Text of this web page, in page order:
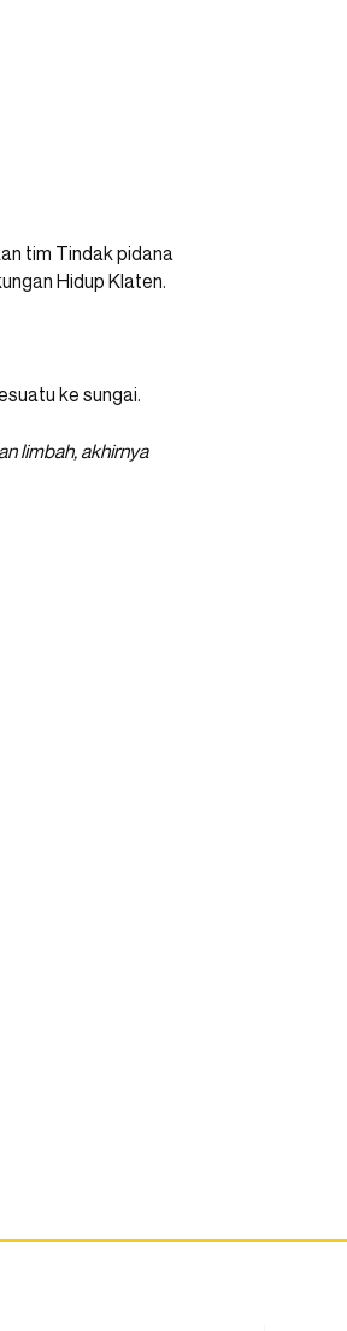
tim Tindak pidana
Hidup Klaten.
ke sungai.
limbah, akhirnya